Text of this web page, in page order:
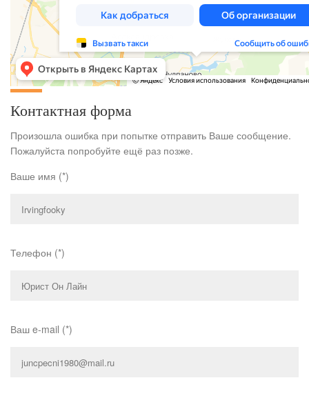
Контактная форма
Произошла ошибка при попытке отправить Ваше сообщение.
Пожалуйста попробуйте ещё раз позже.
Ваше имя (*)
Телефон (*)
Ваш e-mail (*)